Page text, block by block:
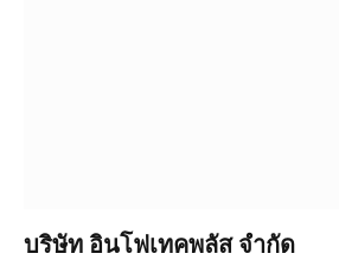
บริษัท อินโฟเทคพลัส จำกัด